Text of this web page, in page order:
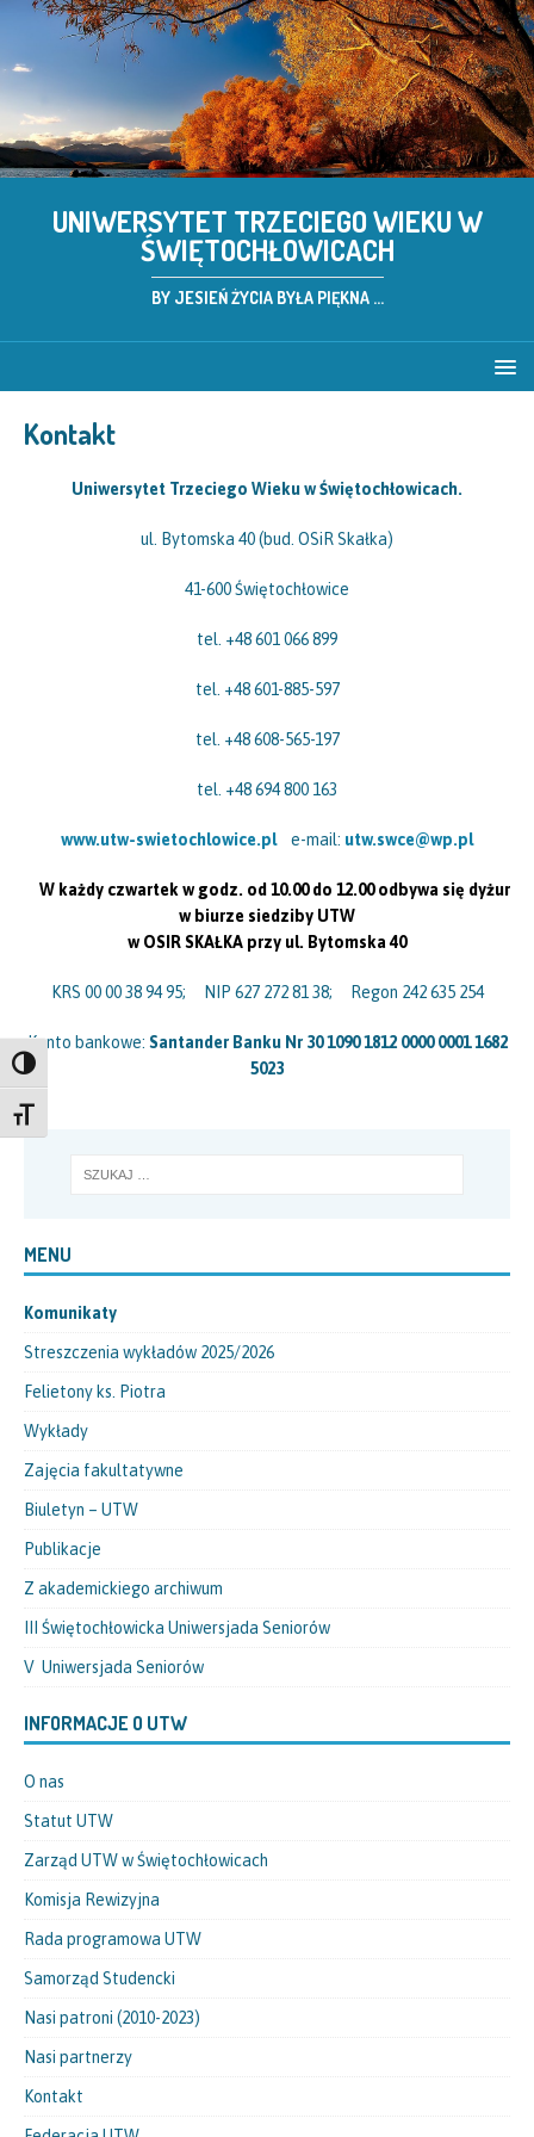
Toggle High Contrast
Toggle Font size
UNIWERSYTET TRZECIEGO WIEKU W
ŚWIĘTOCHŁOWICACH
BY JESIEŃ ŻYCIA BYŁA PIĘKNA ...
Kontakt
Uniwersytet Trzeciego Wieku w Świętochłowicach.
ul. Bytomska 40 (bud. OSiR Skałka)
41-600 Świętochłowice
tel. +48 601 066 899
tel. +48 601-885-597
tel. +48 608-565-197
tel. +48 694 800 163
www.utw-swietochlowice.ple-mail: utw.swce@wp.pl
W każdy czwartek w godz. od 10.00 do 12.00 odbywa się dyżur
w biurze siedziby UTW
w OSIR SKAŁKA przy ul. Bytomska 40
KRS 00 00 38 94 95; NIP 627 272 81 38; Regon 242 635 254
Konto bankowe: Santander Banku Nr 30 1090 1812 0000 0001 1682
5023
MENU
Komunikaty
Streszczenia wykładów 2025/2026
Felietony ks. Piotra
Wykłady
Zajęcia fakultatywne
Biuletyn – UTW
Publikacje
Z akademickiego archiwum
III Świętochłowicka Uniwersjada Seniorów
V Uniwersjada Seniorów
INFORMACJE O UTW
O nas
Statut UTW
Zarząd UTW w Świętochłowicach
Komisja Rewizyjna
Rada programowa UTW
Samorząd Studencki
Nasi patroni (2010-2023)
Nasi partnerzy
Kontakt